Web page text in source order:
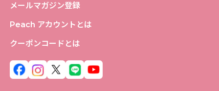
メールマガジン登録
Peach アカウントとは
クーポンコードとは